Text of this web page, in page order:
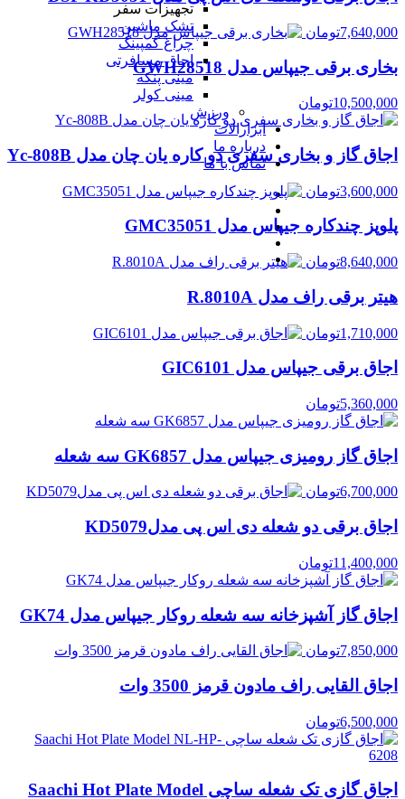
تجهیزات سفر
تشک ماشین
چراغ کمپینگ
اجاق مسافرتی
مینی پنکه
مینی کولر
ورزش
ابزارالات
درباره ما
تماس با ما
7,640,000تومان
بخاری برقی جیپاس مدل GWH28518
10,500,000تومان
اجاق گاز و بخاری سفری دو کاره یان چان مدل Yc-808B
3,600,000تومان
پلوپز چندکاره جیپاس مدل GMC35051
8,640,000تومان
هیتر برقی راف مدل R.8010A
1,710,000تومان
اجاق برقی جیپاس مدل GIC6101
5,360,000تومان
اجاق گاز رومیزی جیپاس مدل GK6857 سه شعله
6,700,000تومان
اجاق برقی دو شعله دی اس پی مدلKD5079
11,400,000تومان
اجاق گاز آشپزخانه سه شعله روکار جیپاس مدل GK74
7,850,000تومان
اجاق القایی راف مادون قرمز 3500 وات
6,500,000تومان
اجاق گازی تک شعله ساچی Saachi Hot Plate Model